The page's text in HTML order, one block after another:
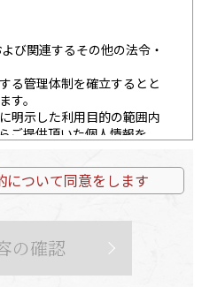
び関連するその他の法令・
る管理体制を確立するとと
す。
明示した利用目的の範囲内
ご提供頂いた個人情報を、
供しません。
の確認
、お支払いの確認
について同意をします
の確認